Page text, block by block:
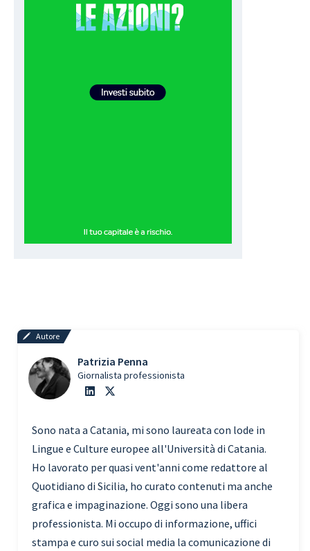
Autore
Patrizia Penna
Giornalista professionista
Sono nata a Catania, mi sono laureata con lode in
Lingue e Culture europee all'Università di Catania.
Ho lavorato per quasi vent'anni come redattore al
Quotidiano di Sicilia, ho curato contenuti ma anche
grafica e impaginazione. Oggi sono una libera
professionista. Mi occupo di informazione, uffici
stampa e curo sui social media la comunicazione di